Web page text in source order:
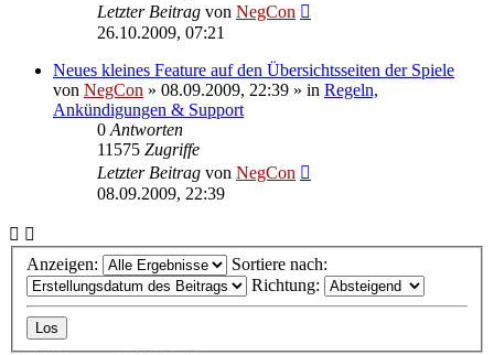
Letzter Beitrag von NegCon
26.10.2009, 07:21
Neues kleines Feature auf den Übersichtsseiten der Spiele
von NegCon » 08.09.2009, 22:39 » in Regeln,
Ankündigungen & Support
0Antworten
11575 Zugriffe
Letzter Beitrag von NegCon
08.09.2009, 22:39
Anzeigen:
Sortiere nach:
Richtung: